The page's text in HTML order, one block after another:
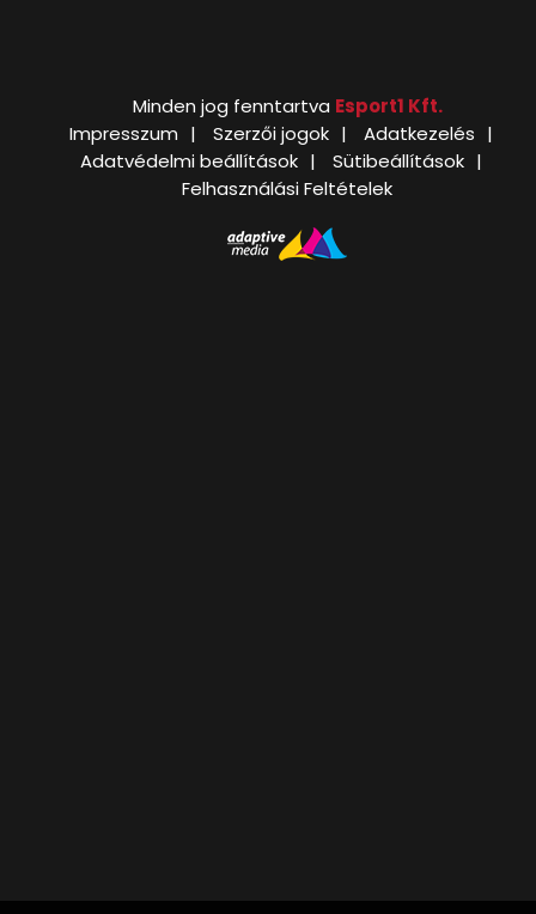
Minden jog fenntartva Esport1 Kft.
Impresszum
Szerzői jogok
Adatkezelés
Adatvédelmi beállítások
Sütibeállítások
Felhasználási Feltételek